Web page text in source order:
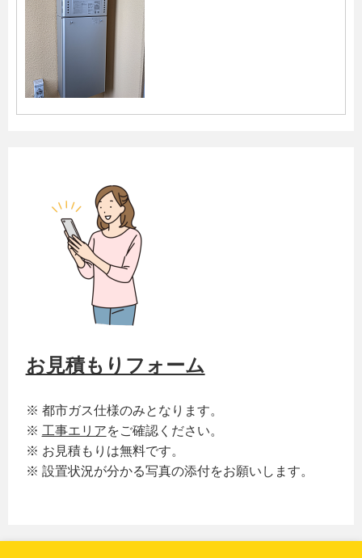
お見積もりフォーム
※ 都市ガス仕様のみとなります。
※ 工事エリアをご確認ください。
※ お見積もりは無料です。
※ 設置状況が分かる写真の添付をお願いします。